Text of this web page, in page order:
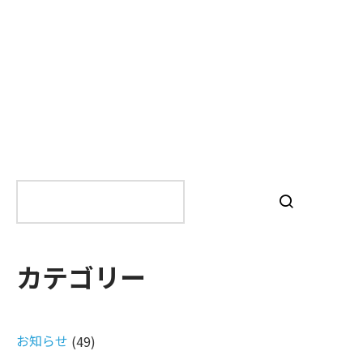
カテゴリー
お知らせ (49)